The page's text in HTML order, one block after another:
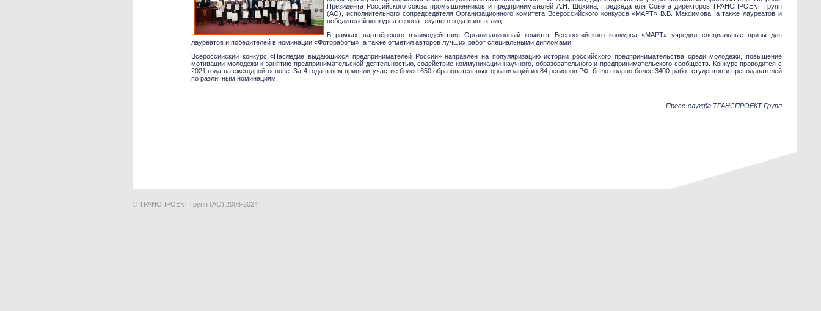
Президента Российского союза промышленников и предпринимателей А.Н. Шохина, Председателя Совета директоров ТРАНСПРОЕКТ Групп
(АО), исполнительного сопредседателя Организационного комитета Всероссийского конкурса «МАРТ» В.В. Максимова, а также лауреатов и
победителей конкурса сезона текущего года и иных лиц.
В рамках партнёрского взаимодействия Организационный комитет Всероссийского конкурса «МАРТ» учредил специальные призы для
лауреатов и победителей в номинации «Фотоработы», а также отметил авторов лучших работ специальными дипломами.
Всероссийский конкурс «Наследие выдающихся предпринимателей России» направлен на популяризацию истории российского предпринимательства среди молодежи, повышение
мотивации молодежи к занятию предпринимательской деятельностью, содействие коммуникации научного, образовательного и предпринимательского сообществ. Конкурс проводится с
2021 года на ежегодной основе. За 4 года в нем приняли участие более 650 образовательных организаций из 84 регионов РФ, было подано более 3400 работ студентов и преподавателей
по различным номинациям.
Пресс-служба ТРАНСПРОЕКТ Групп
© ТРАНСПРОЕКТ Групп (АО) 2006-2024